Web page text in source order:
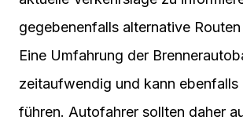
gegebenenfalls alternative
Eine Umfahrung der
zeitaufwendig und kann ebenfalls
führen. Autofahrer sollten daher